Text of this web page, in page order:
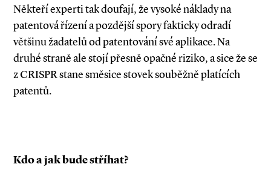
Někteří experti tak doufají, že vysoké náklady na
patentová řízení a pozdější spory fakticky odradí
většinu žadatelů od patentování své aplikace. Na
druhé straně ale stojí přesně opačné riziko, a sice že se
z CRISPR stane směsice stovek souběžně platících
patentů.
Kdo a jak bude stříhat?